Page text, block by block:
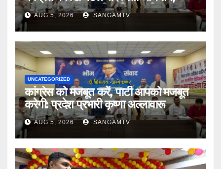
संगठनात्मक चुनाव की प्रक्रिया भी शुरू
AUG 5, 2026 SANGAMTV
UNCATEGORIZED
कांग्रेस को मजबूत करें, पार्टी आपको मजबूत
करेगी: प्रदेश प्रभारी कृष्णा अल्लावारू
AUG 5, 2026 SANGAMTV